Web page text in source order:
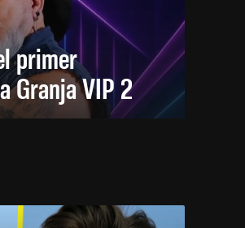
primer
Granja VIP 2